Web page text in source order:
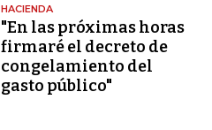
HACIENDA
"En las próximas horas
firmaré el decreto de
congelamiento del
gasto público"